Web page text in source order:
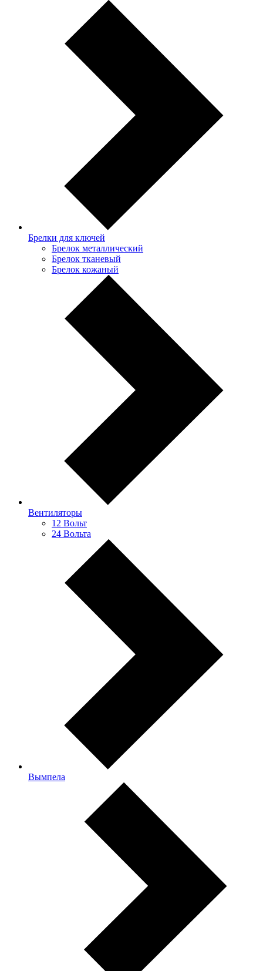
Брелки для ключей
Брелок металлический
Брелок тканевый
Брелок кожаный
Вентиляторы
12 Вольт
24 Вольта
Вымпела